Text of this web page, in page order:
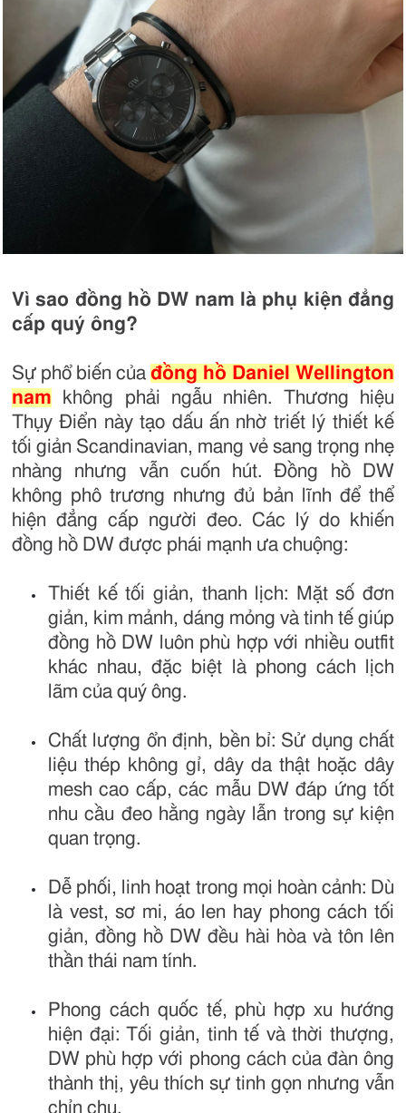
Vì sao đồng hồ DW nam là phụ kiện đẳng
cấp quý ông?
Sự phổ biến của đồng hồ Daniel Wellington
nam không phải ngẫu nhiên. Thương hiệu
Thụy Điển này tạo dấu ấn nhờ triết lý thiết kế
tối giản Scandinavian, mang vẻ sang trọng nhẹ
nhàng nhưng vẫn cuốn hút. Đồng hồ DW
không phô trương nhưng đủ bản lĩnh để thể
hiện đẳng cấp người đeo. Các lý do khiến
đồng hồ DW được phái mạnh ưa chuộng:
Thiết kế tối giản, thanh lịch: Mặt số đơn
giản, kim mảnh, dáng mỏng và tinh tế giúp
đồng hồ DW luôn phù hợp với nhiều outfit
khác nhau, đặc biệt là phong cách lịch
lãm của quý ông.
Chất lượng ổn định, bền bỉ: Sử dụng chất
liệu thép không gỉ, dây da thật hoặc dây
mesh cao cấp, các mẫu DW đáp ứng tốt
nhu cầu đeo hằng ngày lẫn trong sự kiện
quan trọng.
Dễ phối, linh hoạt trong mọi hoàn cảnh: Dù
là vest, sơ mi, áo len hay phong cách tối
giản, đồng hồ DW đều hài hòa và tôn lên
thần thái nam tính.
Phong cách quốc tế, phù hợp xu hướng
hiện đại: Tối giản, tinh tế và thời thượng,
DW phù hợp với phong cách của đàn ông
thành thị, yêu thích sự tinh gọn nhưng vẫn
chỉn chu.